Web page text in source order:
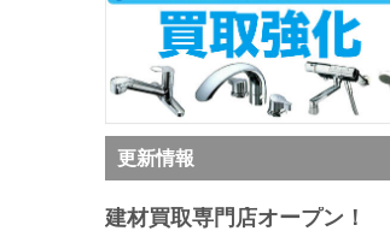
更新情報
建材買取専門店オープン！